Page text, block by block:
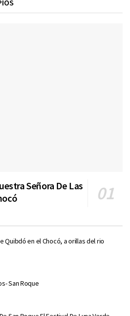
Señora De Las
Quibdó en el Chocó, a orillas del rio
San Roque